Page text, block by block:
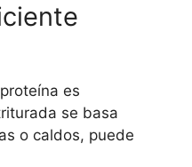
es
se basa
o caldos, puede